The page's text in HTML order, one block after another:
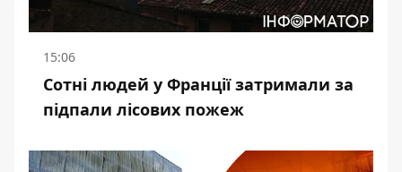
15:06
Сотні людей у Франції затримали за
підпали лісових пожеж